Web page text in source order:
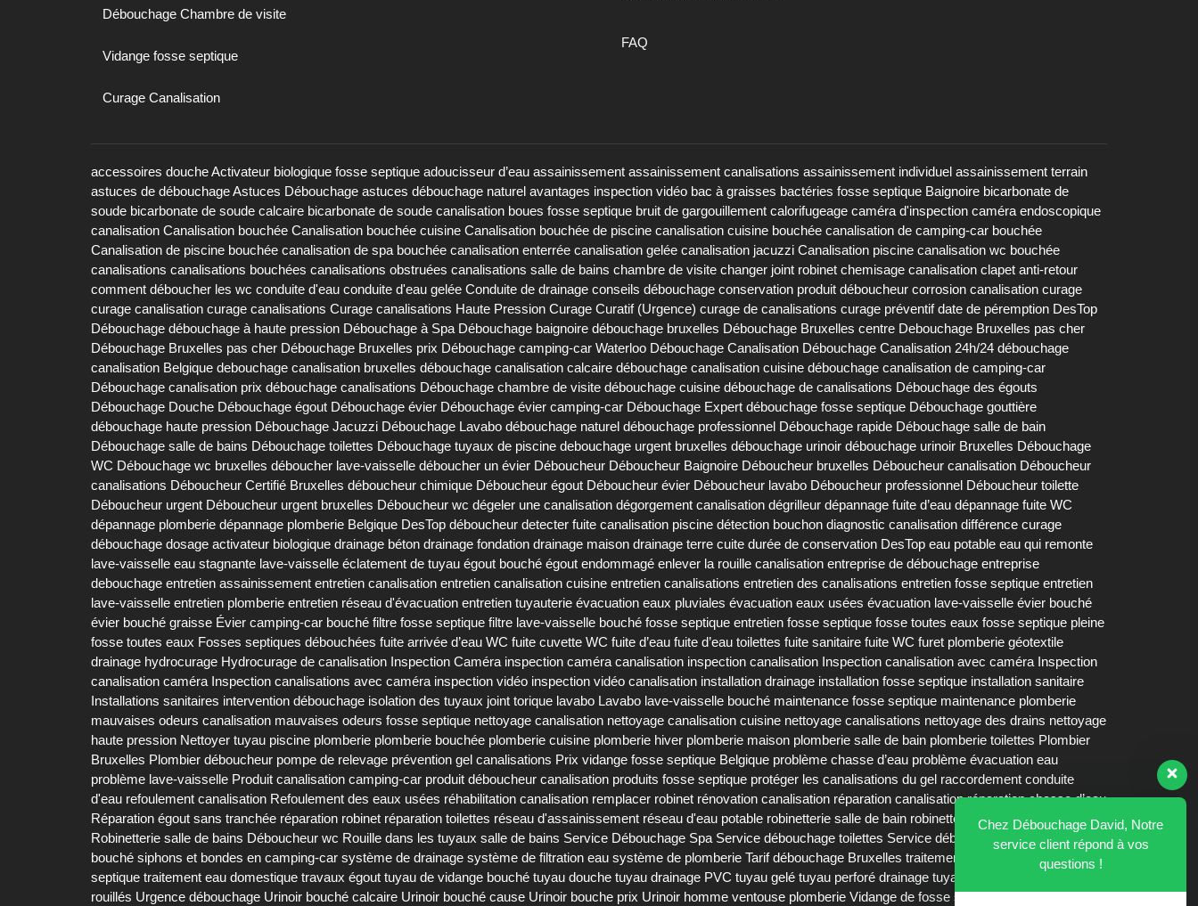
Débouchage Chambre de visite
Vidange fosse septique
Curage Canalisation
FAQ
accessoires doucheActivateur biologique fosse septique adoucisseur d’eau assainissement assainissement canalisations assainissement individuel assainissement terrain
astuces de débouchageAstuces Débouchage astuces débouchage naturel avantages inspection vidéo bac à graisses bactéries fosse septique Baignoire bicarbonate de
soude bicarbonate de soude calcaire bicarbonate de soude canalisation boues fosse septique bruit de gargouillement calorifugeage caméra d'inspection caméra endoscopique
canalisation Canalisation bouchée Canalisation bouchée cuisine Canalisation bouchée de piscine canalisation cuisine bouchée canalisation de camping-car bouchée
Canalisation de piscine bouchée canalisation de spa bouchée canalisation enterrée canalisation gelée canalisation jacuzzi Canalisation piscine canalisation wc bouchée
canalisations canalisations bouchées canalisations obstruées canalisations salle de bains chambre de visite changer joint robinet chemisage canalisation clapet anti-retour
comment déboucher les wc conduite d'eau conduite d'eau gelée Conduite de drainage conseils débouchage conservation produit déboucheur corrosion canalisation curage
curage canalisation curage canalisations Curage canalisations Haute Pression Curage Curatif (Urgence) curage de canalisations curage préventif date de péremption DesTop
Débouchage débouchage à haute pression Débouchage à Spa Débouchage baignoire débouchage bruxelles Débouchage Bruxelles centre Debouchage Bruxelles pas cher
Débouchage Bruxelles pas cher Débouchage Bruxelles prix Débouchage camping-car Waterloo Débouchage Canalisation Débouchage Canalisation 24h/24 débouchage
canalisation Belgique debouchage canalisation bruxelles débouchage canalisation calcaire débouchage canalisation cuisine débouchage canalisation de camping-car
Débouchage canalisation prix débouchage canalisations Débouchage chambre de visite débouchage cuisine débouchage de canalisations Débouchage des égouts
Débouchage Douche Débouchage égout Débouchage évier Débouchage évier camping-car Débouchage Expert débouchage fosse septique Débouchage gouttière
débouchage haute pression Débouchage Jacuzzi Débouchage Lavabo débouchage naturel débouchage professionnel Débouchage rapide Débouchage salle de bain
Débouchage salle de bains Débouchage toilettes Débouchage tuyaux de piscine debouchage urgent bruxelles débouchage urinoir débouchage urinoir Bruxelles Débouchage
WC Débouchage wc bruxelles déboucher lave-vaisselle déboucher un évier Déboucheur Déboucheur Baignoire Déboucheur bruxelles Déboucheur canalisation Déboucheur
canalisations Déboucheur Certifié Bruxelles déboucheur chimique Déboucheur égout Déboucheur évier Déboucheur lavabo Déboucheur professionnel Déboucheur toilette
Déboucheur urgent Déboucheur urgent bruxelles Déboucheur wc dégeler une canalisation dégorgement canalisation dégrilleur dépannage fuite d’eau dépannage fuite WC
dépannage plomberie dépannage plomberie Belgique DesTop déboucheur detecter fuite canalisation piscine détection bouchon diagnostic canalisation différence curage
débouchage dosage activateur biologique drainage béton drainage fondation drainage maison drainage terre cuite durée de conservation DesTop eau potable eau qui remonte
lave-vaisselle eau stagnante lave-vaisselle éclatement de tuyau égout bouché égout endommagé enlever la rouille canalisation entreprise de débouchage entreprise
debouchage entretien assainissement entretien canalisation entretien canalisation cuisine entretien canalisations entretien des canalisations entretien fosse septique entretien
lave-vaisselle entretien plomberie entretien réseau d'évacuation entretien tuyauterie évacuation eaux pluviales évacuation eaux usées évacuation lave-vaisselle évier bouché
évier bouché graisse Évier camping-car bouché filtre fosse septique filtre lave-vaisselle bouché fosse septique entretien fosse septique fosse toutes eaux fosse septique pleine
fosse toutes eaux Fosses septiques débouchées fuite arrivée d’eau WC fuite cuvette WC fuite d’eau fuite d’eau toilettes fuite sanitaire fuite WC furet plomberie géotextile
drainage hydrocurage Hydrocurage de canalisation Inspection Caméra inspection caméra canalisation inspection canalisation Inspection canalisation avec caméra Inspection
canalisation caméra Inspection canalisations avec caméra inspection vidéo inspection vidéo canalisation installation drainage installation fosse septique installation sanitaire
Installations sanitaires intervention débouchage isolation des tuyaux joint torique lavabo Lavabo lave-vaisselle bouché maintenance fosse septique maintenance plomberie
mauvaises odeurs canalisation mauvaises odeurs fosse septique nettoyage canalisation nettoyage canalisation cuisine nettoyage canalisations nettoyage des drains nettoyage
haute pression Nettoyer tuyau piscine plomberie plomberie bouchée plomberie cuisine plomberie hiver plomberie maison plomberie salle de bain plomberie toilettes Plombier
Bruxelles Plombier déboucheur pompe de relevage prévention gel canalisations Prix vidange fosse septique Belgique problème chasse d’eau problème évacuation eau
problème lave-vaisselle Produit canalisation camping-car produit déboucheur canalisation produits fosse septique protéger les canalisations du gel raccordement conduite
d'eau refoulement canalisation Refoulement des eaux usées réhabilitation canalisation remplacer robinet rénovation canalisation réparation canalisation réparation chasse d’eau
Réparation égout sans tranchée réparation robinet réparation toilettes réseau d'assainissement réseau d'eau potable robinetterie salle de bain robinetterie salle de bains
Robinetterie salle de bains Déboucheur wc Rouille dans les tuyaux salle de bains Service Débouchage Spa Service débouchage toilettes Service débouchage urinoir
siphon
bouché siphons et bondes en camping-car système de drainage système de filtration eau système de plomberie Tarif débouchage Bruxelles traitement biologique fosse
septique traitement eau domestique travaux égout tuyau de vidange bouché tuyau douche tuyau drainage PVC tuyau gelé tuyau perforé drainage tuyaux bouchés
rouillés Urgence débouchage Urinoir bouché calcaire Urinoir bouché cause Urinoir bouche prix Urinoir homme ventouse plomberie Vidange de fosse septique Vidange fosse
Chez Débouchage David, Notre
service client répond à vos
questions !